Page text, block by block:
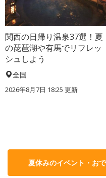
関西の日帰り温泉37選！夏
の琵琶湖や有馬でリフレッ
シュしよう
全国
2026年8月7日 18:25 更新
夏休みのイベント・お